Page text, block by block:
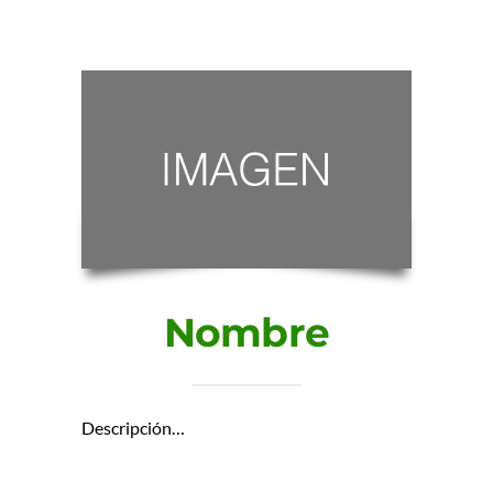
Nombre
Descripción…